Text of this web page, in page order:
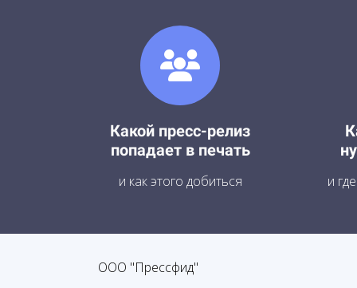
Какой пресс-релиз
попадает в печать
и как этого добиться и
ООО "Прессфид"